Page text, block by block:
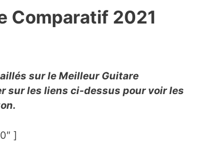
Comparatif 2021
sur le Meilleur Guitare
sur les liens ci-dessus pour voir les
]